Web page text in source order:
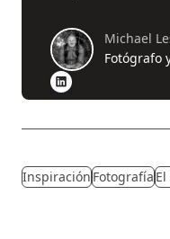
Michael
Fotógrafo
Inspiración Fotografía